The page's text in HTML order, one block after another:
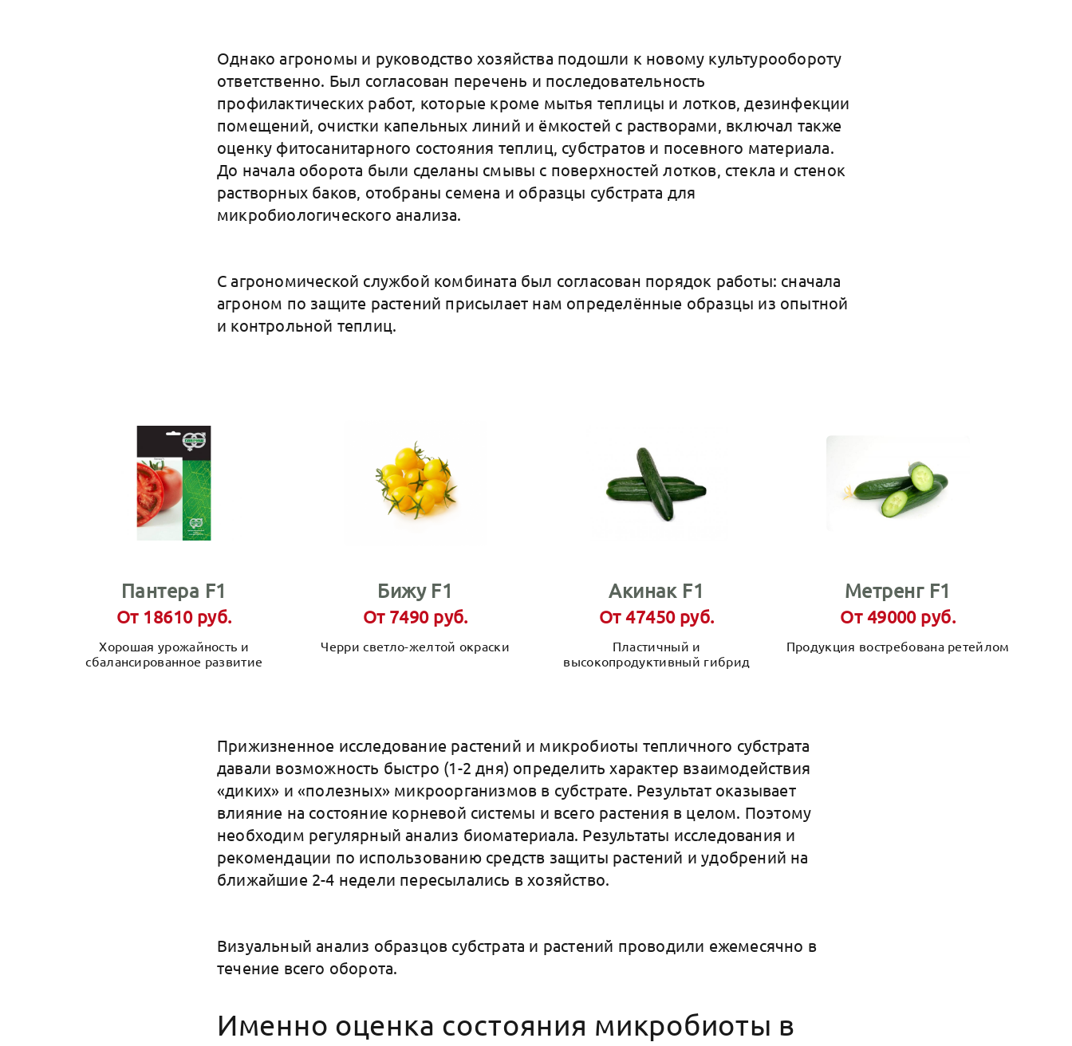
Однако агрономы и руководство хозяйства подошли к новому культурообороту
ответственно. Был согласован перечень и последовательность
профилактических работ, которые кроме мытья теплицы и лотков, дезинфекции
помещений, очистки капельных линий и ёмкостей с растворами, включал также
оценку фитосанитарного состояния теплиц, субстратов и посевного материала.
До начала оборота были сделаны смывы с поверхностей лотков, стекла и стенок
растворных баков, отобраны семена и образцы субстрата для
микробиологического анализа.
С агрономической службой комбината был согласован порядок работы: сначала
агроном по защите растений присылает нам определённые образцы из опытной
и контрольной теплиц.
Пантера F1
От 18610 руб.
Хорошая урожайность и
сбалансированное развитие
Бижу F1
От 7490 руб.
Черри светло-желтой окраски
Акинак F1
От 47450 руб.
Пластичный и
высокопродуктивный гибрид
Метренг F1
От 49000 руб.
Продукция востребована ретейлом
Прижизненное исследование растений и микробиоты тепличного субстрата
давали возможность быстро (1-2 дня) определить характер взаимодействия
«диких» и «полезных» микроорганизмов в субстрате. Результат оказывает
влияние на состояние корневой системы и всего растения в целом. Поэтому
необходим регулярный анализ биоматериала. Результаты исследования и
рекомендации по использованию средств защиты растений и удобрений на
ближайшие 2-4 недели пересылались в хозяйство.
Визуальный анализ образцов субстрата и растений проводили ежемесячно в
течение всего оборота.
Именно оценка состояния микробиоты в